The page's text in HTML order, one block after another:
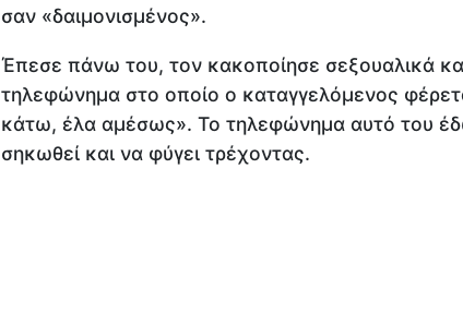
σαν «δαιμονισμένος».
Έπεσε πάνω του, τον κακοποίησε σεξουαλικά
τηλεφώνημα στο οποίο ο καταγγελόμενος
κάτω, έλα αμέσως». Το τηλεφώνημα αυτό του
σηκωθεί και να φύγει τρέχοντας.